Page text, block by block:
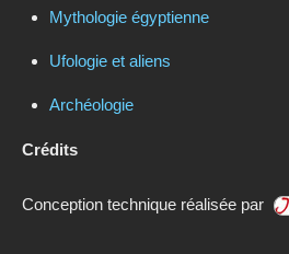
Mythologie égyptienne
Ufologie et aliens
Archéologie
Crédits
Conception technique réalisée par